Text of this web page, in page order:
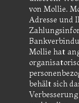
von Mollie.
Adresse und
Mollie hat
behält sich